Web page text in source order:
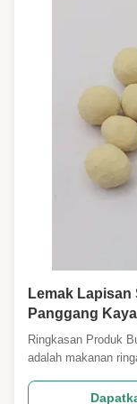
Lemak
Panggang
Rasa Tanaman
Makanan
Ringkasan Produk
adalah makanan
dikupas